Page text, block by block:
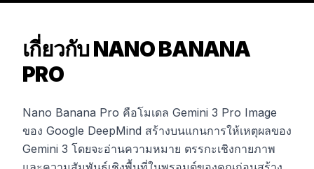
เกี่ยวกับ NANO BANANA
PRO
Nano Banana Pro คือโมเดล Gemini 3 Pro Image
ของ Google DeepMind สร้างบนแกนการให้เหตุผลของ
Gemini 3 โดยจะอ่านความหมาย ตรรกะเชิงกายภาพ